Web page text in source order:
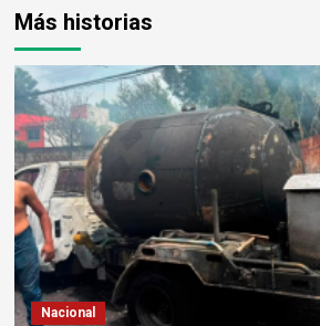
Más historias
Nacional